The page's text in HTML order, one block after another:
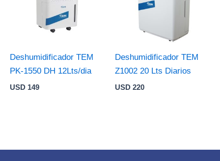
Deshumidificador TEM
PK-1550 DH 12Lts/dia
USD 149
Deshumidificador TEM
Z1002 20 Lts Diarios
USD 220